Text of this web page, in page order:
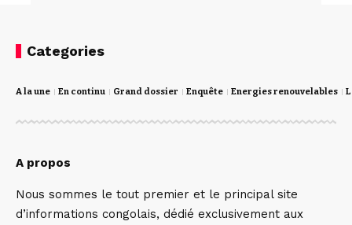
Categories
A la une En continu Grand dossier Enquête Energies renouvelables
A propos
Nous sommes le tout premier et le principal site
d’informations congolais, dédié exclusivement aux